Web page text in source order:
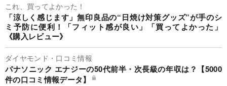
これ、買ってよかった！
「涼しく感じます」無印良品の“日焼け対策グッズ”が手のシ
ミ予防に便利！「フィット感が良い」「買ってよかった」
《購入レビュー》
ダイヤモンド・口コミ情報
パナソニック エナジーの50代前半・次長級の年収は？【5000
件の口コミ情報データ】